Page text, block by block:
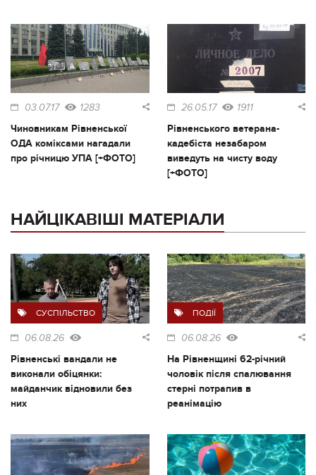
03.07.17 1283
Чиновникам Рівненської
ОДА коміксами нагадали
про річницю УПА [+ФОТО]
26.05.17 1911
Рівненського ветерана-
кадебіста незабаром
виведуть на чисту воду
[+ФОТО]
НАЙЦІКАВІШІ МАТЕРІАЛИ
СУСПІЛЬСТВО
06.08.26
Рівненські вандали не
виконали обіцянки:
майданчик відновили без
них
ПОДІЇ
06.08.26
На Рівненщині 62-річний
чоловік після спалювання
стерні потрапив в
реанімацію